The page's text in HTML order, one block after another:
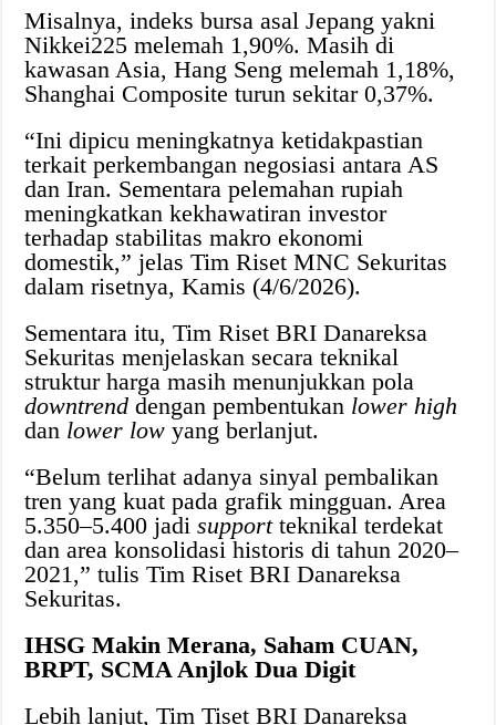
Misalnya, indeks bursa asal Jepang yakni
Nikkei225 melemah 1,90%. Masih di
kawasan Asia, Hang Seng melemah 1,18%,
Shanghai Composite turun sekitar 0,37%.
“Ini dipicu meningkatnya ketidakpastian
terkait perkembangan negosiasi antara AS
dan Iran. Sementara pelemahan rupiah
meningkatkan kekhawatiran investor
terhadap stabilitas makro ekonomi
domestik,” jelas Tim Riset MNC Sekuritas
dalam risetnya, Kamis (4/6/2026).
Sementara itu, Tim Riset BRI Danareksa
Sekuritas menjelaskan secara teknikal
struktur harga masih menunjukkan pola
downtrenddengan pembentukan lower high
dan lower lowyang berlanjut.
“Belum terlihat adanya sinyal pembalikan
tren yang kuat pada grafik mingguan. Area
5.350–5.400 jadisupportteknikal terdekat
dan area konsolidasi historis di tahun 2020–
2021,” tulis Tim Riset BRI Danareksa
Sekuritas.
IHSG Makin Merana, Saham CUAN,
BRPT, SCMA Anjlok Dua Digit
Lebih lanjut, Tim Tiset BRI Danareksa